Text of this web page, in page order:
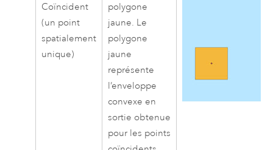
Coïncident
(un point
spatialement
unique)
polygone
jaune. Le
polygone
jaune
représente
l’enveloppe
convexe en
sortie obtenue
pour les points